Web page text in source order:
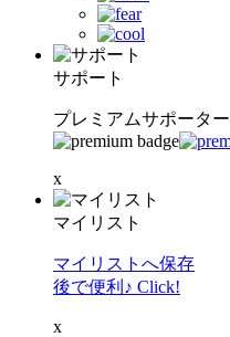
サポート
プレミアムサポーター
x
マイリスト
マイリストへ保存
後で便利♪ Click!
x